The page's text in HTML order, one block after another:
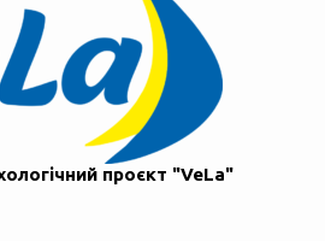
проєкт "VeLa"